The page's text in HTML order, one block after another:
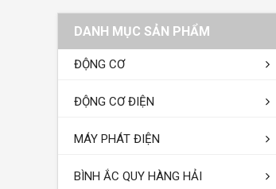
DANH MỤC SẢN PHẨM
ĐỘNG CƠ
ĐỘNG CƠ ĐIỆN
MÁY PHÁT ĐIỆN
BÌNH ẮC QUY HÀNG HẢI